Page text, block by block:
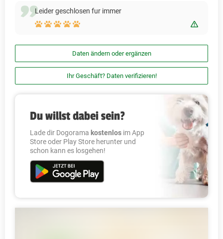
Leider geschlosen fur immer
Daten ändern oder ergänzen
Ihr Geschäft? Daten verifizieren!
Du willst dabei sein?
Lade dir Dogorama kostenlos im App
Store oder Play Store herunter und
schon kann es losgehen!